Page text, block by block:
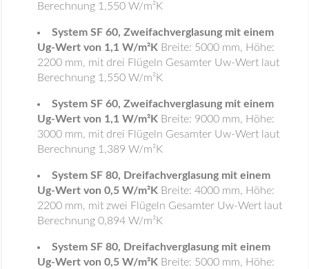
Berechnung 1,550 W/m²K
System SF 60, Zweifachverglasung mit einem
Ug-Wert von 1,1 W/m²K Breite: 5000 mm, Höhe:
2200 mm, mit drei Flügeln Gesamter Uw-Wert laut
Berechnung 1,550 W/m²K
System SF 60, Zweifachverglasung mit einem
Ug-Wert von 1,1 W/m²K Breite: 9000 mm, Höhe:
3000 mm, mit drei Flügeln Gesamter Uw-Wert laut
Berechnung 1,389 W/m²K
System SF 80, Dreifachverglasung mit einem
Ug-Wert von 0,5 W/m²K Breite: 4000 mm, Höhe:
2200 mm, mit zwei Flügeln Gesamter Uw-Wert laut
Berechnung 0,894 W/m²K
System SF 80, Dreifachverglasung mit einem
Ug-Wert von 0,5 W/m²K Breite: 5000 mm, Höhe: